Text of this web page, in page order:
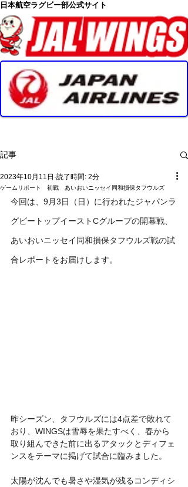
日本航空ラグビー部公式サイト
記事
ゲームリポート 初戦 あいおいニッセイ同和損保タフウルズ
2023年10月11日 読了時間: 2分
今回は、9月3日（日）に行われたジャパンラ
グビートップイーストCグループの開幕戦、
あいおいニッセイ同和損保タフウルズ戦の試
合レポートをお届けします。
昨シーズン、タフウルズには4点差で敗れて
おり、WINGSは雪辱を果たすべく、春から
取り組んできた前に出るアタックとディフェ
ンスをテーマに掲げて試合に臨みました。
太陽が沈んでも暑さや湿気が残るコンディシ